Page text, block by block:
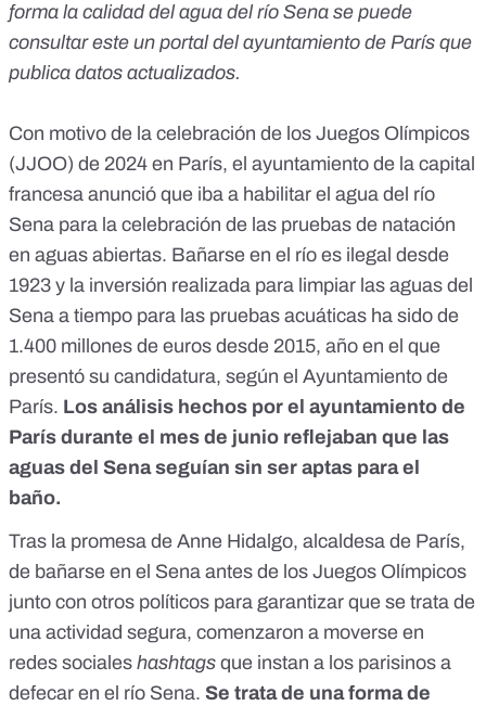
forma la calidad del agua del río Sena se puede
consultar este un portal del ayuntamiento de París que
publica datos actualizados.
Con motivo de la celebración de los Juegos Olímpicos
(JJOO) de 2024 en París, el ayuntamiento de la capital
francesa anunció que iba a habilitar el agua del río
Sena para la celebración de las pruebas de natación
en aguas abiertas. Bañarse en el río es ilegal desde
1923 y la inversión realizada para limpiar las aguas del
Sena a tiempo para las pruebas acuáticas ha sido de
1.400 millones de euros desde 2015, año en el que
presentó su candidatura, según el Ayuntamiento de
París. Los análisis hechos por el ayuntamiento de
París durante el mes de junio reflejaban que las
aguas del Sena seguían sin ser aptas para el
baño.
Tras la promesa de Anne Hidalgo, alcaldesa de París,
de bañarse en el Sena antes de los Juegos Olímpicos
junto con otros políticos para garantizar que se trata de
una actividad segura, comenzaron a moverse en
redes sociales hashtags que instan a los parisinos a
defecar en el río Sena. Se trata de una forma de